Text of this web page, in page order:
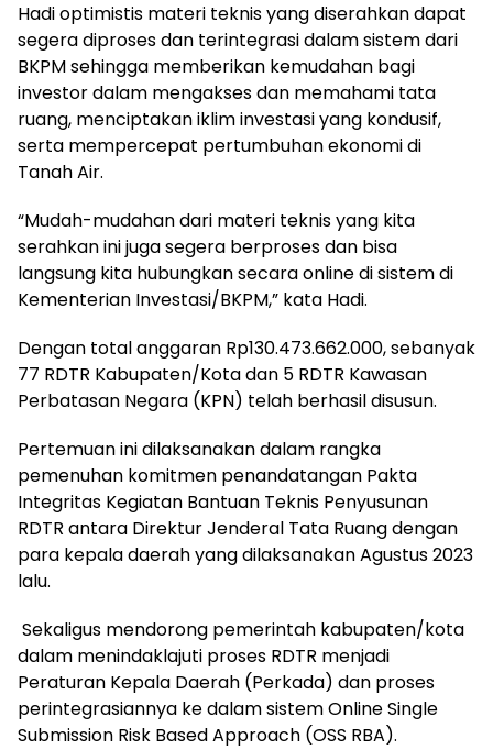
Hadi optimistis materi teknis yang diserahkan dapat
segera diproses dan terintegrasi dalam sistem dari
BKPM sehingga memberikan kemudahan bagi
investor dalam mengakses dan memahami tata
ruang, menciptakan iklim investasi yang kondusif,
serta mempercepat pertumbuhan ekonomi di
Tanah Air.
“Mudah-mudahan dari materi teknis yang kita
serahkan ini juga segera berproses dan bisa
langsung kita hubungkan secara online di sistem di
Kementerian Investasi/BKPM,” kata Hadi.
Dengan total anggaran Rp130.473.662.000, sebanyak
77 RDTR Kabupaten/Kota dan 5 RDTR Kawasan
Perbatasan Negara (KPN) telah berhasil disusun.
Pertemuan ini dilaksanakan dalam rangka
pemenuhan komitmen penandatangan Pakta
Integritas Kegiatan Bantuan Teknis Penyusunan
RDTR antara Direktur Jenderal Tata Ruang dengan
para kepala daerah yang dilaksanakan Agustus 2023
lalu.
Sekaligus mendorong pemerintah kabupaten/kota
dalam menindaklajuti proses RDTR menjadi
Peraturan Kepala Daerah (Perkada) dan proses
perintegrasiannya ke dalam sistem Online Single
Submission Risk Based Approach (OSS RBA).